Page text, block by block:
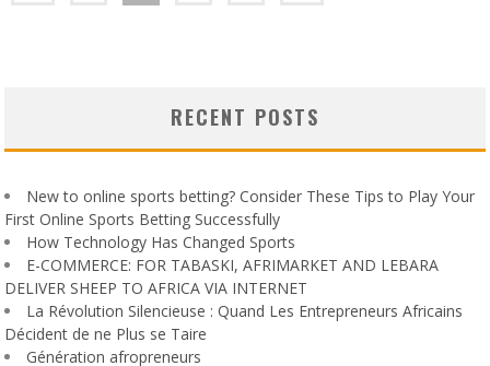
RECENT POSTS
New to online sports betting? Consider These Tips to Play Your
First Online Sports Betting Successfully
How Technology Has Changed Sports
E-COMMERCE: FOR TABASKI, AFRIMARKET AND LEBARA
DELIVER SHEEP TO AFRICA VIA INTERNET
La Révolution Silencieuse : Quand Les Entrepreneurs Africains
Décident de ne Plus se Taire
Génération afropreneurs